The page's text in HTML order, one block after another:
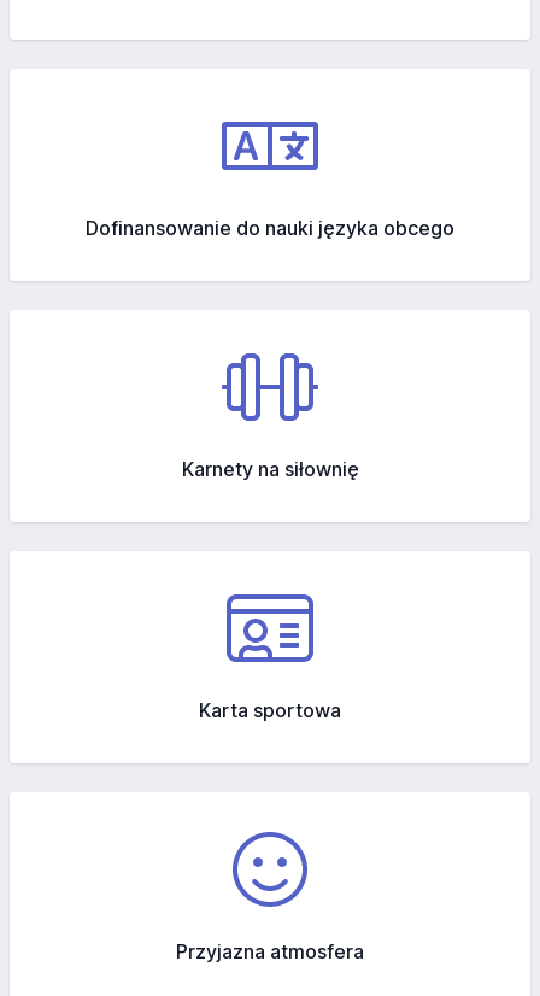
Dofinansowanie do nauki języka obcego
Karnety na siłownię
Karta sportowa
Przyjazna atmosfera